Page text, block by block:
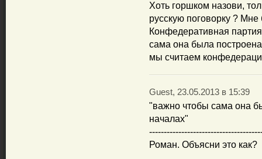
Хоть горшком назови,
русскую поговорку ? Мне
Конфедеративная
сама она была
мы считаем
Guest, 23.05.2013 в 15:39
"важно чтобы сама она
началах"
Роман. Объясни это как?